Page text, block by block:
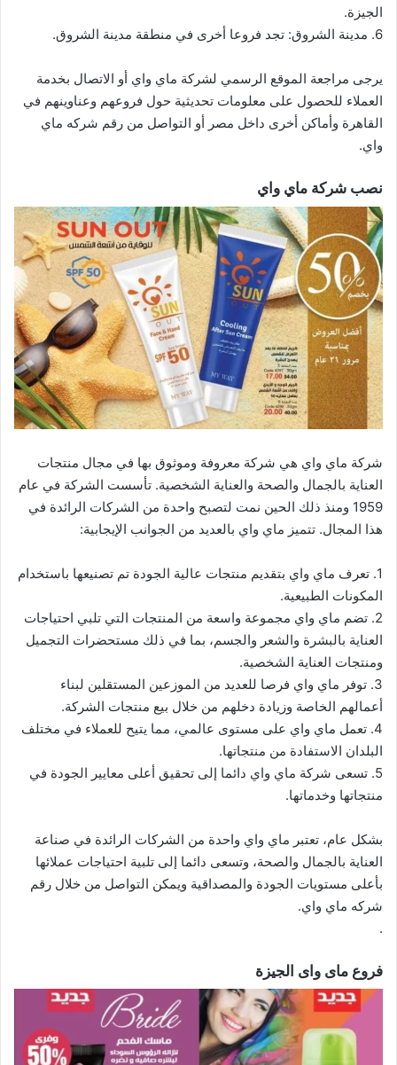
الجيزة.
6. مدينة الشروق: تجد فروعا أخرى في منطقة مدينة الشروق.
يرجى مراجعة الموقع الرسمي لشركة ماي واي أو الاتصال بخدمة
العملاء للحصول على معلومات تحديثية حول فروعهم وعناوينهم في
القاهرة وأماكن أخرى داخل مصر أو التواصل من رقم شركه ماي
واي.
نصب شركة ماي واي
شركة ماي واي هي شركة معروفة وموثوق بها في مجال منتجات
العناية بالجمال والصحة والعناية الشخصية. تأسست الشركة في عام
1959 ومنذ ذلك الحين نمت لتصبح واحدة من الشركات الرائدة في
هذا المجال. تتميز ماي واي بالعديد من الجوانب الإيجابية:
1. تعرف ماي واي بتقديم منتجات عالية الجودة تم تصنيعها باستخدام
المكونات الطبيعية.
2. تضم ماي واي مجموعة واسعة من المنتجات التي تلبي احتياجات
العناية بالبشرة والشعر والجسم، بما في ذلك مستحضرات التجميل
ومنتجات العناية الشخصية.
3. توفر ماي واي فرصا للعديد من الموزعين المستقلين لبناء
أعمالهم الخاصة وزيادة دخلهم من خلال بيع منتجات الشركة.
4. تعمل ماي واي على مستوى عالمي، مما يتيح للعملاء في مختلف
البلدان الاستفادة من منتجاتها.
5. تسعى شركة ماي واي دائما إلى تحقيق أعلى معايير الجودة في
منتجاتها وخدماتها.
بشكل عام، تعتبر ماي واي واحدة من الشركات الرائدة في صناعة
العناية بالجمال والصحة، وتسعى دائما إلى تلبية احتياجات عملائها
بأعلى مستويات الجودة والمصداقية ويمكن التواصل من خلال رقم
شركه ماي واي.
.
فروع ماى واى الجيزة